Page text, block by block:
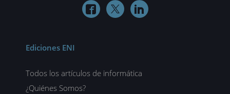
  
Ediciones ENI
Todos los artículos de informática
¿Quiénes Somos?